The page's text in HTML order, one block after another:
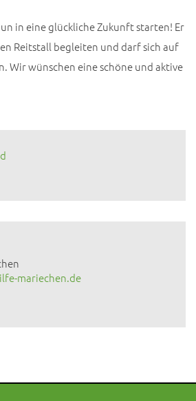
in eine glückliche Zukunft starten! Er
Reitstall begleiten und darf sich auf
Wir wünschen eine schöne und aktive
mariechen.de